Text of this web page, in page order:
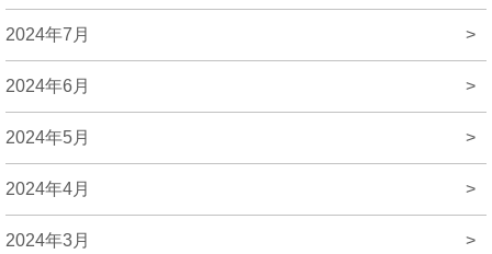
2024年7月 >
2024年6月 >
2024年5月 >
2024年4月 >
2024年3月 >